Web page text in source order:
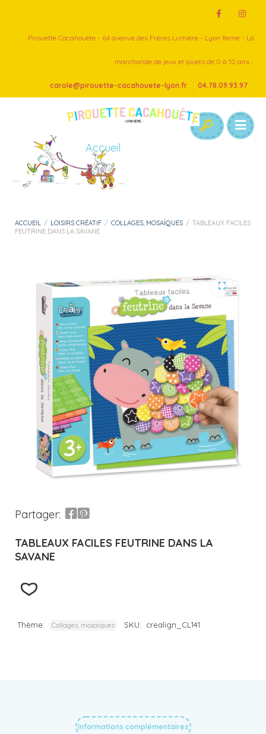
Pirouette Cacahouète - 64 avenue des Frères Lumière - Lyon 8eme - La
marchande de jeux et jouets de 0 à 10 ans -
carole@pirouette-cacahouete-lyon.fr 04.78.09.93.97
Accueil
ACCUEIL / LOISIRS CRÉATIF / COLLAGES, MOSAÏQUES / TABLEAUX FACILES
FEUTRINE DANS LA SAVANE
Partager:
TABLEAUX FACILES FEUTRINE DANS LA
SAVANE
Thème: Collages, mosaïques SKU: crealign_CL141
Informations complémentaires